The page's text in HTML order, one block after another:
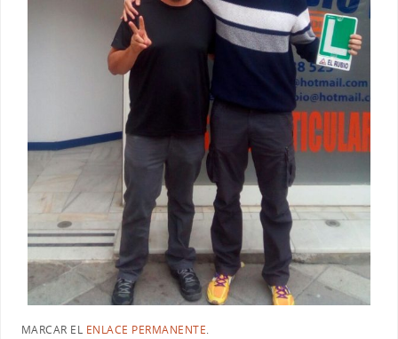
MARCAR EL ENLACE PERMANENTE.